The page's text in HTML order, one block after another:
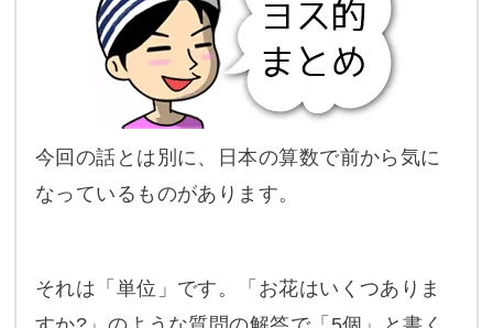
今回の話とは別に、日本の算数で前から気に
なっているものがあります。
それは「単位」です。「お花はいくつありま